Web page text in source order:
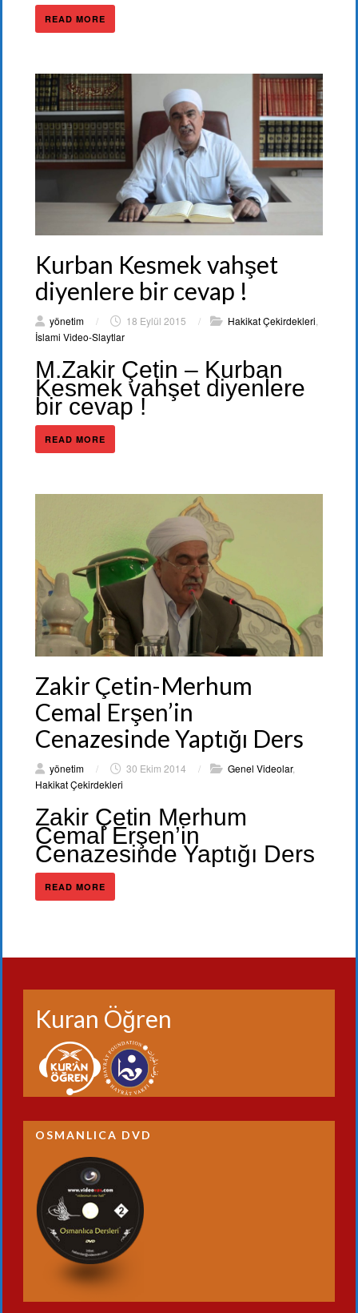
READ MORE
Kurban Kesmek vahşet
diyenlere bir cevap !
yönetim / 18 Eylül 2015 / Hakikat Çekirdekleri
İslami Video-Slaytlar
M.Zakir Çetin – Kurban
Kesmek vahşet diyenlere
bir cevap !
READ MORE
Zakir Çetin-Merhum
Cemal Erşen’in
Cenazesinde Yaptığı Ders
yönetim / 30 Ekim 2014 / Genel Videolar,
Hakikat Çekirdekleri
Zakir Çetin Merhum
Cemal Erşen’in
Cenazesinde Yaptığı Ders
READ MORE
Kuran Öğren
OSMANLICA DVD